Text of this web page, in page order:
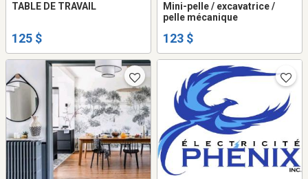
TABLE DE TRAVAIL
125 $
Mini-pelle / excavatrice /
pelle mécanique
123 $